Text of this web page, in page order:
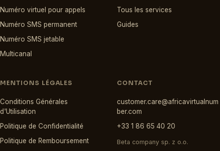
Numéro virtuel pour appels
Numéro SMS permanent
Numéro SMS jetable
Multicanal
Tous les services
Guides
MENTIONS LÉGALES
Conditions Générales
d'Utilisation
Politique de Confidentialité
Politique de Remboursement
CONTACT
customer.care@africavirtualnum
ber.com
+33 1 86 65 40 20
Beta company sp. z o.o.